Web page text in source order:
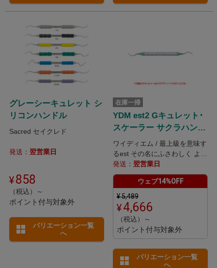
グレーシーキュレット シ
リコンハンドル
Sacred セイクレド
発送： 翌営業日
858
（税込）～
ポイント付与対象外
バリエーション一覧
へ
在庫一掃
YDM est2 Gキュレット･
スケーラー サクラハンド
ル
ワイディエム / 最上級を意味す
るest その名にふさわしく より
美しくシャープに 持続する切
れ味
発送： 翌営業日
ウェブ14%OFF
¥5,489
4,666
（税込）～
ポイント付与対象外
バリエーション一覧
へ